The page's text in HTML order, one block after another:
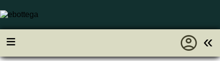
≡ «
account_circle